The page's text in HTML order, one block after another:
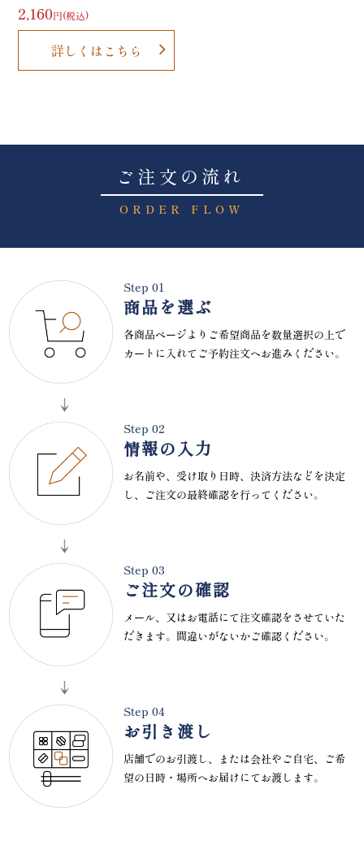
2,160円(税込)
詳しくはこちら
ご注文の流れ
ORDER FLOW
Step 01
商品を選ぶ
各商品ページよりご希望商品を数量選択の上で
カートに入れてご予約注文へお進みください。
Step 02
情報の入力
お名前や、受け取り日時、決済方法などを決定
し、ご注文の最終確認を行ってください。
Step 03
ご注文の確認
メール、又はお電話にて注文確認をさせていた
だきます。間違いがないかご確認ください。
Step 04
お引き渡し
店舗でのお引渡し、または会社やご自宅、ご希
望の日時・場所へお届けにてお渡します。